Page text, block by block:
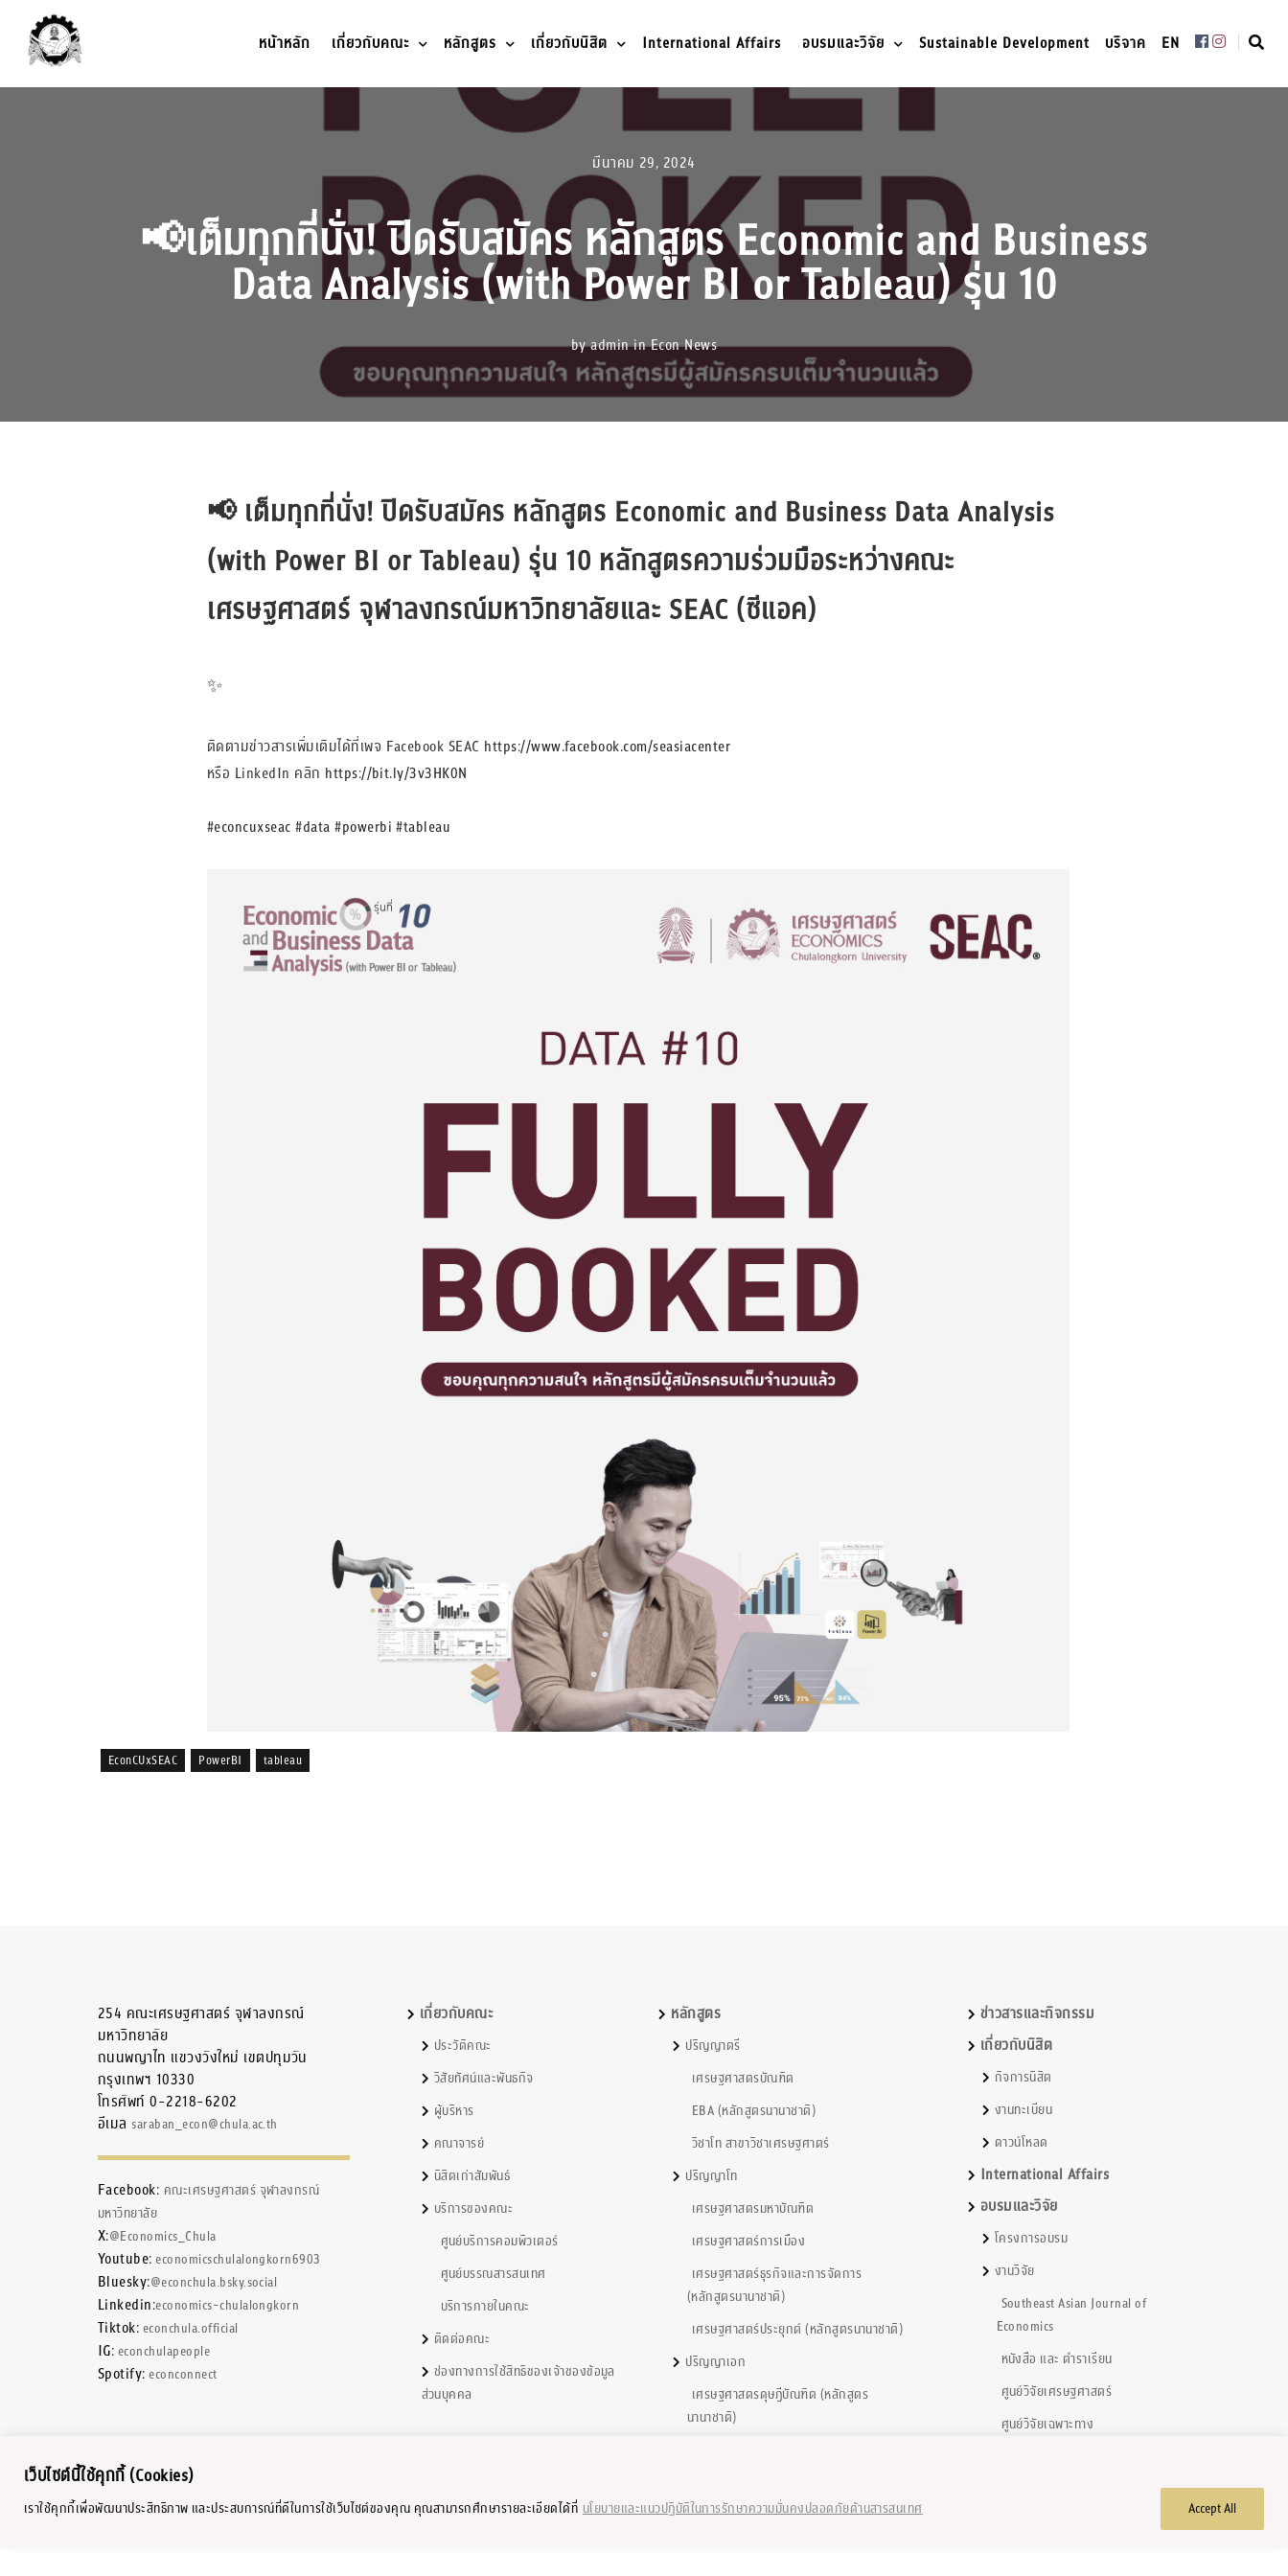
เว็บไซต์นี้ใช้คุกกี้ (Cookies)
เราใช้คุกกี้เพื่อพัฒนาประสิทธิภาพ และประสบการณ์ที่ดีในการใช้เว็บไซต์ของคุณ คุณสามารถศึกษารายละเอียดได้ที่ นโยบายและแนวปฏิบัติในการรักษาความมั่นคงปลอดภัยด้านสารสนเทศ Accept All
หน้าหลัก เกี่ยวกับคณะ หลักสูตร เกี่ยวกับนิสิต International Affairs อบรมและวิจัย Sustainable Development บริจาค EN
มีนาคม 29, 2024
📢เต็มทุกที่นั่ง! ปิดรับสมัคร หลักสูตร Economic and Business
Data Analysis (with Power BI or Tableau) รุ่น 10
by admin inEcon News
📢เต็มทุกที่นั่ง! ปิดรับสมัคร หลักสูตร Economic and Business Data Analysis
(with Power BI or Tableau) รุ่น 10 หลักสูตรความร่วมมือระหว่างคณะ
เศรษฐศาสตร์ จุฬาลงกรณ์มหาวิทยาลัยและ SEAC (ซีแอค)
✨
ติดตามข่าวสารเพิ่มเติมได้ที่เพจ Facebook SEAC https://www.facebook.com/seasiacenter
หรือ LinkedIn คลิก https://bit.ly/3v3HK0N
#econcuxseac #data #powerbi #tableau
EconCUxSEAC PowerBI tableau
254 คณะเศรษฐศาสตร์ จุฬาลงกรณ์
มหาวิทยาลัย
ถนนพญาไท แขวงวังใหม่ เขตปทุมวัน
กรุงเทพฯ 10330
โทรศัพท์ 0-2218-6202
อีเมลsaraban_econ@chula.ac.th
Facebook: คณะเศรษฐศาสตร์ จุฬาลงกรณ์
มหาวิทยาลัย
X:@Economics_Chula
Youtube: economicschulalongkorn6903
Bluesky:@econchula.bsky.social
Linkedin:economics-chulalongkorn
Tiktok: econchula.official
IG: econchulapeople
Spotify: econconnect
เกี่ยวกับคณะ
ประวัติคณะ
วิสัยทัศน์และพันธกิจ
ผู้บริหาร
คณาจารย์
นิสิตเก่าสัมพันธ์
บริการของคณะ
ศูนย์บริการคอมพิวเตอร์
ศูนย์บรรณสารสนเทศ
บริการภายในคณะ
ติดต่อคณะ
ช่องทางการใช้สิทธิของเจ้าของข้อมูล
ส่วนบุคคล
หลักสูตร
ปริญญาตรี
เศรษฐศาสตรบัณฑิต
EBA (หลักสูตรนานาชาติ)
วิชาโท สาขาวิชาเศรษฐศาตร์
ปริญญาโท
เศรษฐศาสตรมหาบัณฑิต
เศรษฐศาสตร์การเมือง
เศรษฐศาสตร์ธุรกิจและการจัดการ
(หลักสูตรนานาชาติ)
เศรษฐศาสตร์ประยุกต์ (หลักสูตรนานาชาติ)
ปริญญาเอก
เศรษฐศาสตรดุษฎีบัณฑิต (หลักสูตร
นานาชาติ)
ข่าวสารและกิจกรรม
เกี่ยวกับนิสิต
กิจการนิสิต
งานทะเบียน
ดาวน์โหลด
International Affairs
อบรมและวิจัย
โครงการอบรม
งานวิจัย
Southeast Asian Journal of
Economics
หนังสือ และ ตำราเรียน
ศูนย์วิจัยเศรษฐศาสตร์
ศูนย์วิจัยเฉพาะทาง